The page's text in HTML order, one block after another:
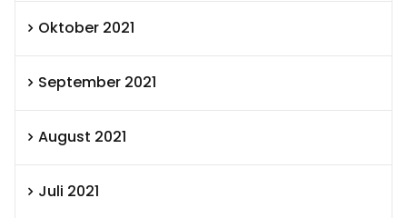
Oktober 2021
September 2021
August 2021
Juli 2021